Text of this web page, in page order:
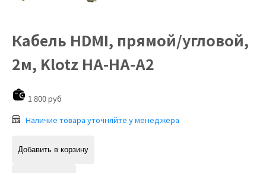
Кабель HDMI, прямой/угловой,
2м, Klotz HA-HA-A2
1 800 руб
Наличие товара уточняйте у менеджера
Добавить в корзину